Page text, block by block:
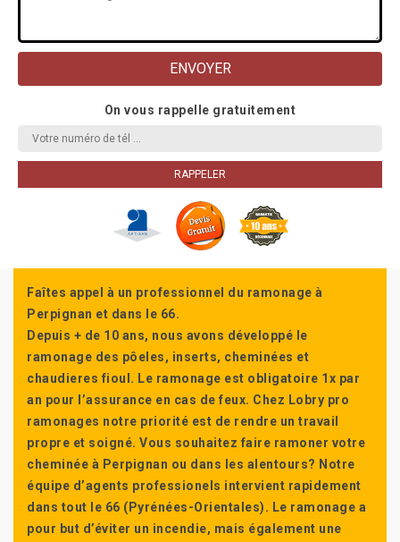
On vous rappelle gratuitement
Faîtes appel à un professionnel du ramonage à
Perpignan et dans le 66.
Depuis + de 10 ans, nous avons développé le
ramonage des pôeles, inserts, cheminées et
chaudieres fioul. Le ramonage est obligatoire 1x par
an pour l’assurance en cas de feux. Chez Lobry pro
ramonages notre priorité est de rendre un travail
propre et soigné. Vous souhaitez faire ramoner votre
cheminée à Perpignan ou dans les alentours? Notre
équipe d’agents professionels intervient rapidement
dans tout le 66 (Pyrénées-Orientales). Le ramonage a
pour but d’éviter un incendie, mais également une